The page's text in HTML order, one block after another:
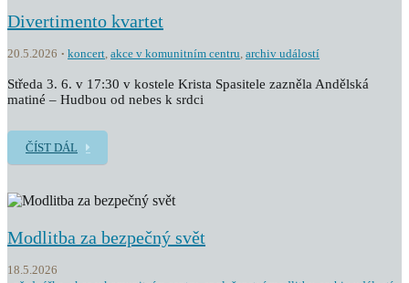
Divertimento kvartet
20.5.2026 koncert, akce v komunitním centru, archiv událostí
Středa 3. 6. v 17:30 v kostele Krista Spasitele zazněla Andělská
matiné – Hudbou od nebes k srdci
ČÍST DÁL
Modlitba za bezpečný svět
18.5.2026